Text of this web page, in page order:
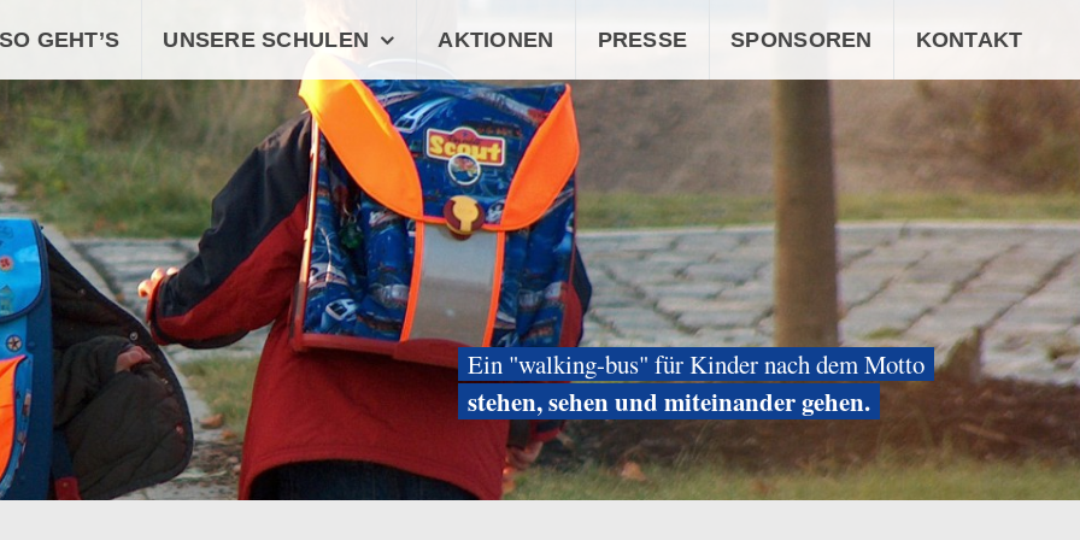
SO GEHT’S UNSERE SCHULEN AKTIONEN PRESSE SPONSOREN KONTAKT
Ein "walking-bus" für Kinder nach dem Motto
stehen, sehen und miteinander gehen.